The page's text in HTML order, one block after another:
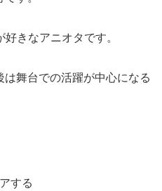
好きなアニオタです。
は舞台での活躍が中心になる
する